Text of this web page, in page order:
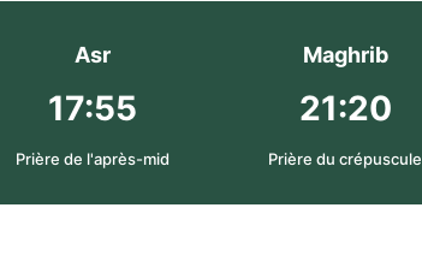
Asr
17:55
Prière de l'après-mid
Maghrib
21:20
Prière du crépuscule